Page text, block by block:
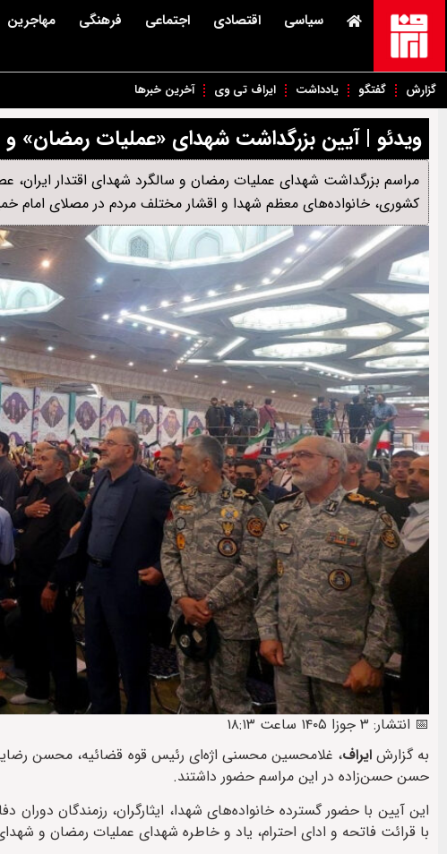
سیاسی اقتصادی اجتماعی فرهنگی مهاجرین
گزارش گفتگو یادداشت ایراف تی وی آخرین خبرها
ویدئو | آیین بزرگداشت شهدای «عملیات رمضان» و
کشوری، خانواده‌های معظم شهدا و اقشار مختلف مردم در مصلای امام
📅 انتشار: ۳ جوزا ۱۴۰۵ ساعت ۱۸:۱۳
به گزارش ایراف، غلامحسین محسنی اژه‌ای رئیس قوه قضائیه، محسن
حسن حسن‌زاده در این مراسم حضور داشتند.
این آیین با حضور گسترده خانواده‌های شهدا، ایثارگران، رزمندگان
با قرائت فاتحه و ادای احترام، یاد و خاطره شهدای عملیات رمضان و شهدای